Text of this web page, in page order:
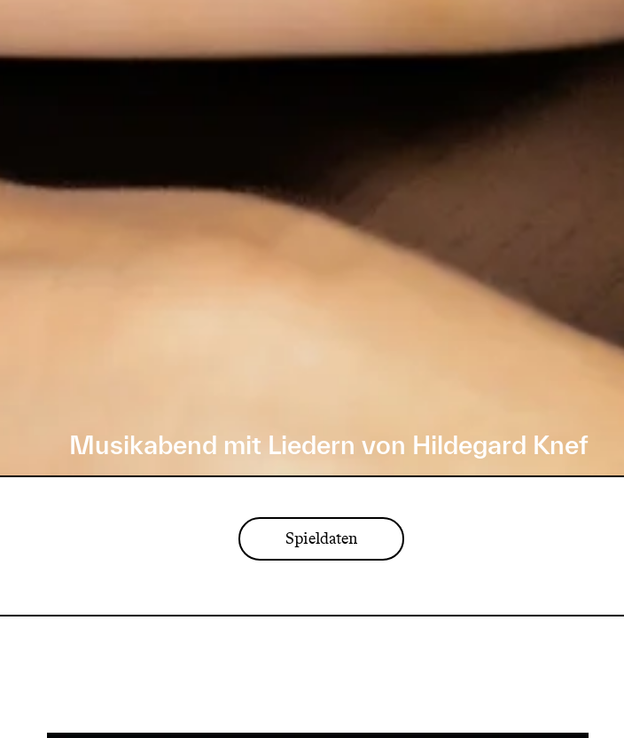
Musikabend mit Liedern von Hildegard Knef
Spieldaten